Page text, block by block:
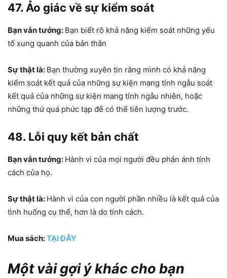
47. Ảo giác về sự kiểm soát
Bạn vẫn tưởng: Bạn biết rõ khả năng kiểm soát những yếu
tố xung quanh của bản thân
Sự thật là: Bạn thường xuyên tin rằng mình có khả năng
kiểm soát kết quả của những sự kiện mang tính ngẫu soát
kết quả của những sự kiện mang tính ngẫu nhiên, hoặc
những thứ quá phức tạp để có thể tiên lượng trước.
48. Lỗi quy kết bản chất
Bạn vẫn tưởng: Hành vi của mọi người đều phản ánh tính
cách của họ.
Sự thật là: Hành vi của con người phần nhiều là kết quả của
tình huống cụ thể, hơn là do tính cách.
Mua sách:TẠI ĐÂY
Một vài gợi ý khác cho bạn